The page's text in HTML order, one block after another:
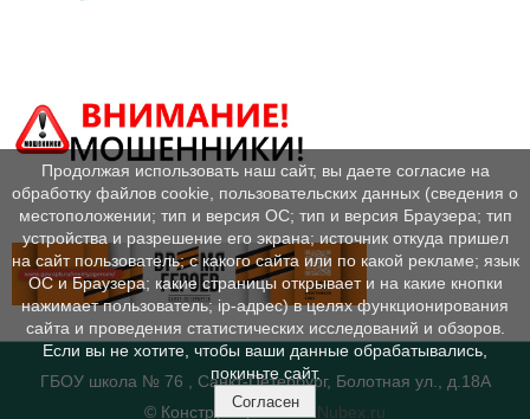
ГБОУ школа № 76 , Санкт-Петербург, Болотная ул., д.18А
© Конструктор сайтов Nubex.ru
Продолжая использовать наш сайт, вы даете согласие на
обработку файлов cookie, пользовательских данных (сведения о
местоположении; тип и версия ОС; тип и версия Браузера; тип
устройства и разрешение его экрана; источник откуда пришел
на сайт пользователь; с какого сайта или по какой рекламе; язык
ОС и Браузера; какие страницы открывает и на какие кнопки
нажимает пользователь; ip-адрес) в целях функционирования
сайта и проведения статистических исследований и обзоров.
Если вы не хотите, чтобы ваши данные обрабатывались,
покиньте сайт.
Согласен